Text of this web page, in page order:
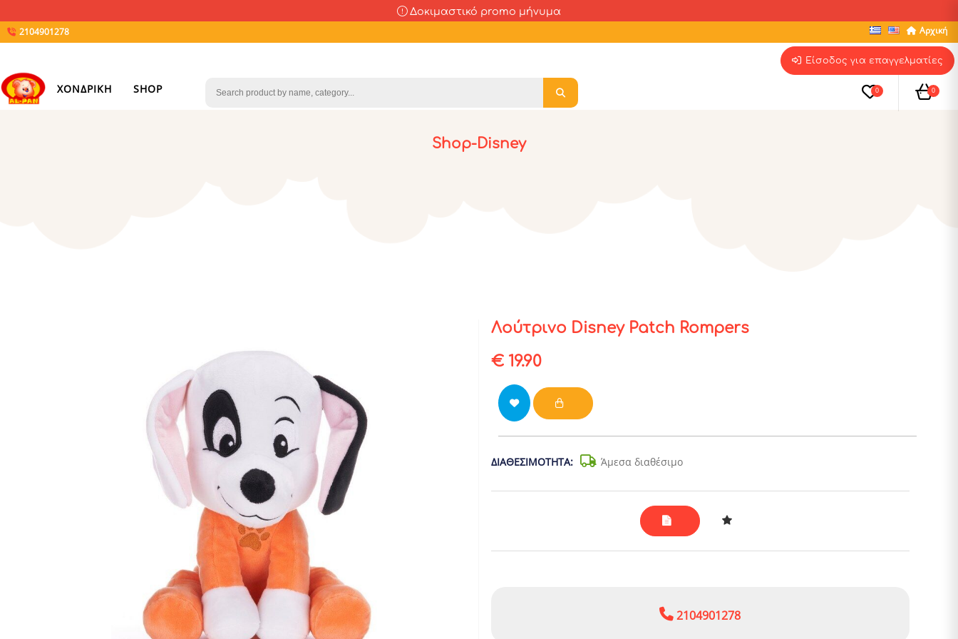
Δοκιμαστικό promo μήνυμα
Είσοδος για επαγγελματίες
2104901278 Αρχική
0 0
ΧΟΝΔΡΙΚΗ SHOP
Shop-Disney
Λούτρινο Disney Patch Rompers
€ 19.90
ΔΙΑΘΕΣΙΜΌΤΗΤΑ: Άμεσα διαθέσιμο
2104901278